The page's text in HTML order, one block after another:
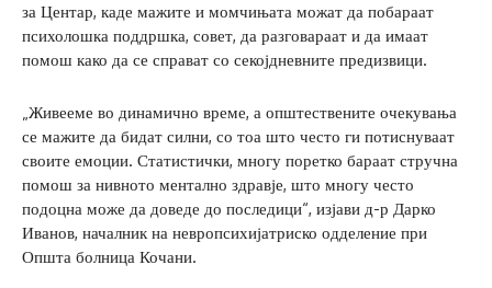
за Центар, каде мажите и момчињата можат да побараат
психолошка поддршка, совет, да разговараат и да имаат
помош како да се справат со секојдневните предизвици.
„Живееме во динамично време, а општествените очекувања
се мажите да бидат силни, со тоа што често ги потиснуваат
своите емоции. Статистички, многу поретко бараат стручна
помош за нивното ментално здравје, што многу често
подоцна може да доведе до последици“, изјави д-р Дарко
Иванов, началник на невропсихијатриско одделение при
Општа болница Кочани.